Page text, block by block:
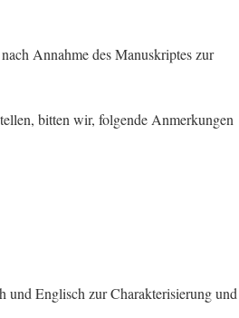
Annahme des Manuskriptes zur
bitten wir, folgende Anmerkungen
und Englisch zur Charakterisierung und